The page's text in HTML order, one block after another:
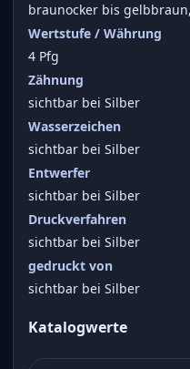
braunocker bis
Wertstufe / Währung
4 Pfg
Zähnung
sichtbar bei Silber
Wasserzeichen
sichtbar bei Silber
Entwerfer
sichtbar bei Silber
Druckverfahren
sichtbar bei Silber
gedruckt von
sichtbar bei Silber
Katalogwerte